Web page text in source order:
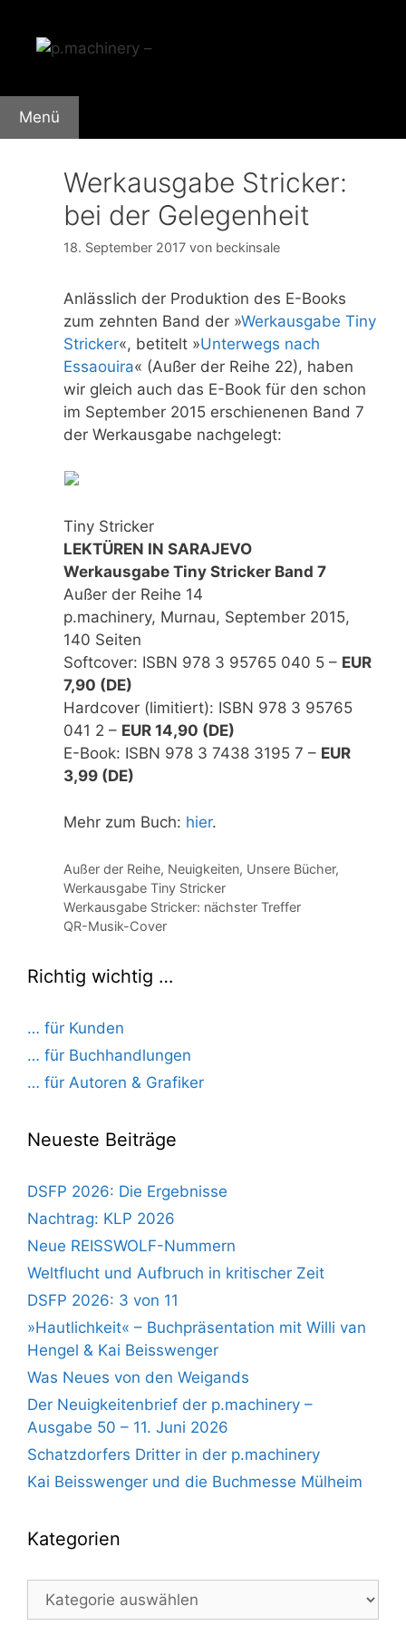
Inhalt
springen
Menü
Werkausgabe Stricker:
bei der Gelegenheit
18. September 2017 von beckinsale
Anlässlich der Produktion des E-Books
zum zehnten Band der »Werkausgabe Tiny
Stricker«, betitelt »Unterwegs nach
Essaouira« (Außer der Reihe 22), haben
wir gleich auch das E-Book für den schon
im September 2015 erschienenen Band 7
der Werkausgabe nachgelegt:
Tiny Stricker
LEKTÜREN IN SARAJEVO
Werkausgabe Tiny Stricker Band 7
Außer der Reihe 14
p.machinery, Murnau, September 2015,
140 Seiten
Softcover: ISBN 978 3 95765 040 5 – EUR
7,90 (DE)
Hardcover (limitiert): ISBN 978 3 95765
041 2 – EUR 14,90 (DE)
E-Book: ISBN 978 3 7438 3195 7 – EUR
3,99 (DE)
Mehr zum Buch: hier.
Kategorien
Außer der Reihe, Neuigkeiten, Unsere Bücher,
Werkausgabe Tiny Stricker
Werkausgabe Stricker: nächster Treffer
QR-Musik-Cover
Richtig wichtig …
… für Kunden
… für Buchhandlungen
… für Autoren & Grafiker
Neueste Beiträge
DSFP 2026: Die Ergebnisse
Nachtrag: KLP 2026
Neue REISSWOLF-Nummern
Weltflucht und Aufbruch in kritischer Zeit
DSFP 2026: 3 von 11
»Hautlichkeit« – Buchpräsentation mit Willi van
Hengel & Kai Beisswenger
Was Neues von den Weigands
Der Neuigkeitenbrief der p.machinery –
Ausgabe 50 – 11. Juni 2026
Schatzdorfers Dritter in der p.machinery
Kai Beisswenger und die Buchmesse Mülheim
Kategorien
Kategorien